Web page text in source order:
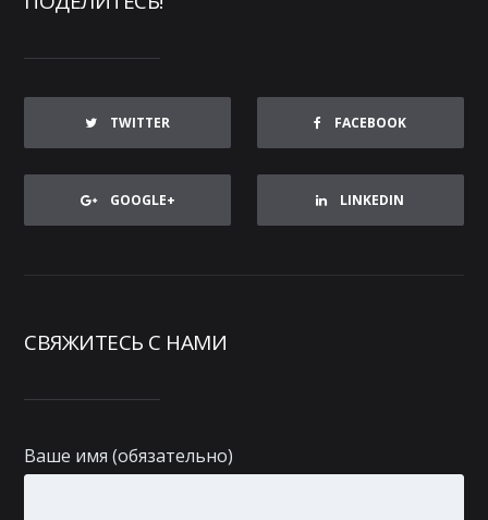
TWITTER FACEBOOK
GOOGLE+ LINKEDIN
СВЯЖИТЕСЬ С НАМИ
Ваше имя (обязательно)